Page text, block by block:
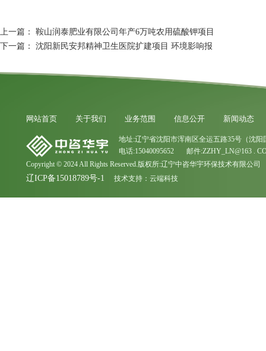
上一篇： 鞍山润泰肥业有限公司年产6万吨农用硫酸钾项目
下一篇： 沈阳新民安邦精神卫生医院扩建项目 环境影响报
网站首页 关于我们 业务范围 信息公开 新闻动态
地址:辽宁省沈阳市浑南区全运五路35号（沈阳
电话:15040095652 邮件:ZZHY_LN@163 .
Copyright © 2024 All Rights Reserved.版权所:辽宁中咨华宇环保技术有限公司
辽ICP备15018789号-1 技术支持： 云端科技